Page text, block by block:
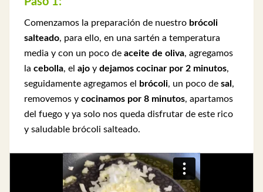
Comenzamos la preparación de nuestro brócoli
salteado, para ello, en una sartén a temperatura
media y con un poco de aceite de oliva, agregamos
la cebolla, el ajo y dejamos cocinar por 2 minutos,
seguidamente agregamos el
brócoli, un poco de sal ,
removemos y cocinamos por 8 minutos, apartamos
del fuego y ya solo nos queda disfrutar de este rico
y saludable brócoli salteado.